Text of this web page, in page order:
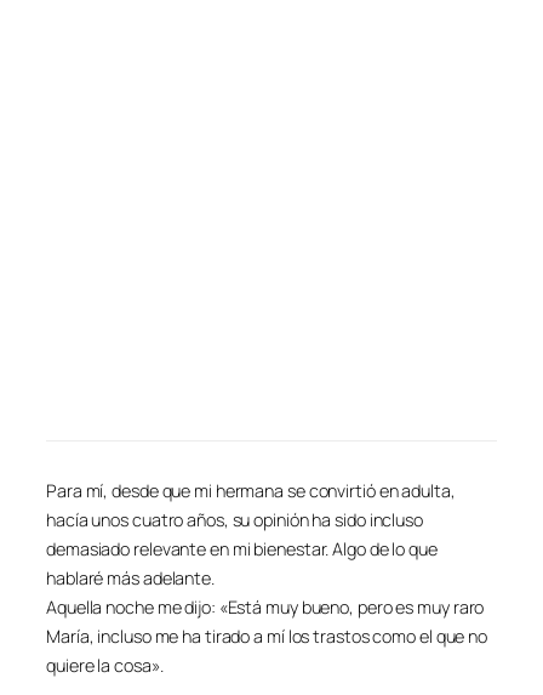
Para mí, desde que mi hermana se convirtió en adulta,
hacía unos cuatro años, su opinión ha sido incluso
demasiado relevante en mi bienestar. Algo de lo que
hablaré más adelante.
Aquella noche me dijo: «Está muy bueno, pero es muy raro
María, incluso me ha tirado a mí los trastos como el que no
quiere la cosa».